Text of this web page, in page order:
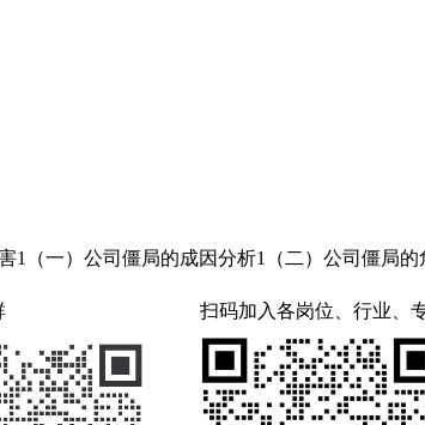
（一）公司僵局的成因分析1（二）公司僵局
扫码加入各岗位、行业、